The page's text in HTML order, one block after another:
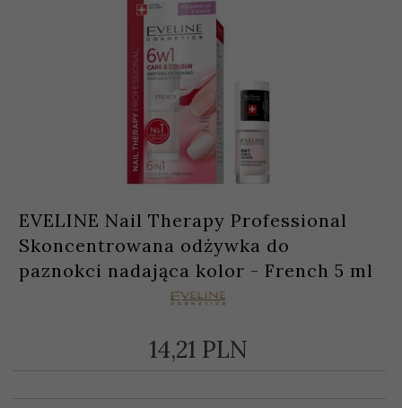
EVELINE Nail Therapy Professional
Skoncentrowana odżywka do
paznokci nadająca kolor - French 5 ml
14,21 PLN